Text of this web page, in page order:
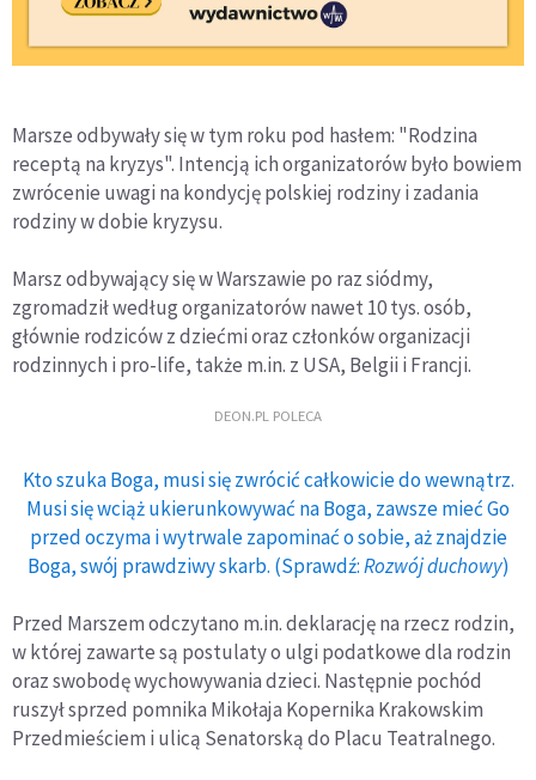
Marsze odbywały się w tym roku pod hasłem: "Rodzina
receptą na kryzys". Intencją ich organizatorów było bowiem
zwrócenie uwagi na kondycję polskiej rodziny i zadania
rodziny w dobie kryzysu.
Marsz odbywający się w Warszawie po raz siódmy,
zgromadził według organizatorów nawet 10 tys. osób,
głównie rodziców z dziećmi oraz członków organizacji
rodzinnych i pro-life, także m.in. z USA, Belgii i Francji.
DEON.PL POLECA
Kto szuka Boga, musi się zwrócić całkowicie do wewnątrz.
Musi się wciąż ukierunkowywać na Boga, zawsze mieć Go
przed oczyma i wytrwale zapominać o sobie, aż znajdzie
Boga, swój prawdziwy skarb. (Sprawdź:Rozwój duchowy)
Przed Marszem odczytano m.in. deklarację na rzecz rodzin,
w której zawarte są postulaty o ulgi podatkowe dla rodzin
oraz swobodę wychowywania dzieci. Następnie pochód
ruszył sprzed pomnika Mikołaja Kopernika Krakowskim
Przedmieściem i ulicą Senatorską do Placu Teatralnego.